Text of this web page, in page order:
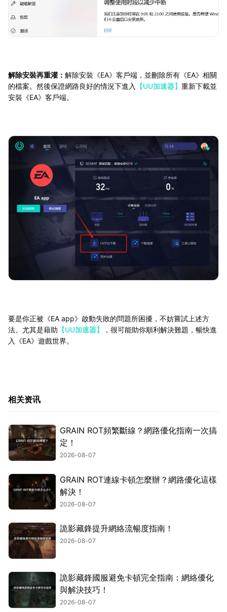
解除安裝再重灌： 解除安裝《EA》客戶端，並刪除所有《EA》相關
的檔案。然後保證網路良好的情況下進入
【UU加速器】 重新下載並
安裝《EA》客戶端。
要是你正被《EA app》啟動失敗的問題所困擾，不妨嘗試上述方
法。尤其是藉助 【UU加速器】
，很可能助你順利解決難題，暢快進
入《EA》遊戲世界。
相关资讯
GRAIN ROT頻繁斷線？網路優化指南一次搞
定！
2026-08-07
GRAIN ROT連線卡頓怎麼辦？網路優化這樣
解決！
2026-08-07
詭影藏鋒提升網絡流暢度指南！
2026-08-07
詭影藏鋒國服避免卡頓完全指南：網絡優化
與解決技巧！
2026-08-07